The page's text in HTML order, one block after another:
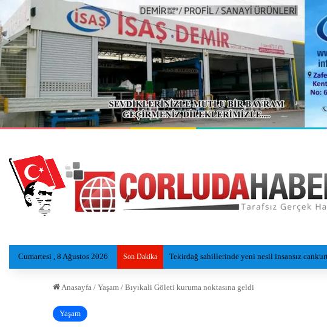
Cumartesi , 8 Ağustos 2026 Son Dakika Kazada ölen Utku, gözyaşlarıyla toprağa verildi
Anasayfa / Yaşam / Bıyıkali Göleti kuruma noktasına geldi
Yaşam